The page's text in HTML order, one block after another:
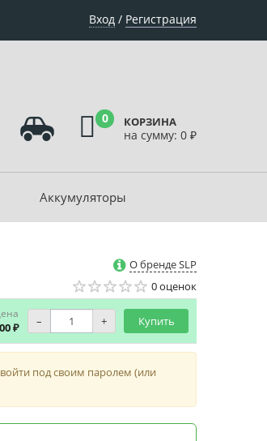
Вход / Регистрация
0 КОРЗИНА
на сумму: 0 ₽
Аккумуляторы
О бренде SLP
0 оценок
₽ – + Купить
под своим паролем (или